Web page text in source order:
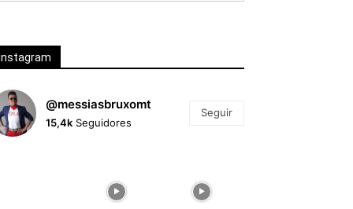
Instagram
@messiasbruxomt
15,4k Seguidores
Seguir